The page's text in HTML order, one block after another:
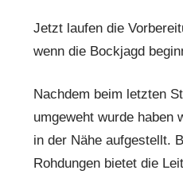
Jetzt laufen die
wenn die Bockjagd
Nachdem beim letzten
umgeweht wurde haben
in der Nähe aufgestellt.
Rohdungen bietet die